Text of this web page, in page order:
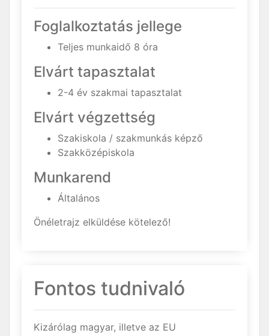
Foglalkoztatás jellege
Teljes munkaidő 8 óra
Elvárt tapasztalat
2-4 év szakmai tapasztalat
Elvárt végzettség
Szakiskola / szakmunkás képző
Szakközépiskola
Munkarend
Általános
Önéletrajz elküldése kötelező!
Fontos tudnivaló
Kizárólag magyar, illetve az EU